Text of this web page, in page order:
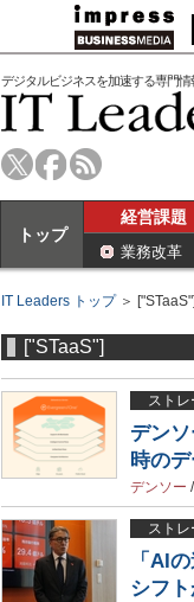
デジタルビジネスを加速する専門情
トップ
経営課題
業務改革
IT Leaders トップ＞ ["STaaS"]
["STaaS"]
ストレ
デン
時の
デンソー /
ストレ
「AI
シフ